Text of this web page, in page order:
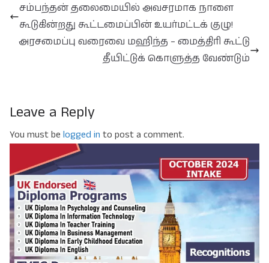
சம்பந்தன் தலைமையில் அவசரமாக நாளை
கூடுகின்றது கூட்டமைப்பின் உயர்மட்டக் குழு!
அரசமைப்பு வரைவை மஹிந்த – மைத்திரி கூட்டு
தீயிட்டுக் கொளுத்த வேண்டும்
Leave a Reply
You must be logged in to post a comment.